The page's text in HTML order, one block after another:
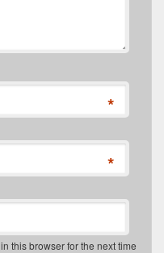
*
*
this browser for the next time